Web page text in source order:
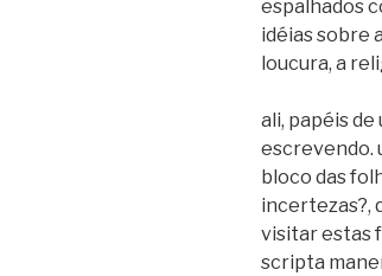
espalhados
idéias sobre
loucura, a
ali, papéis
escrevendo.
bloco das
incertezas?,
visitar estas
scripta